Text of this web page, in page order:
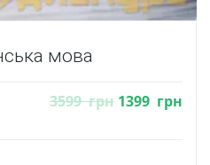
мова
3599грн 1399 грн